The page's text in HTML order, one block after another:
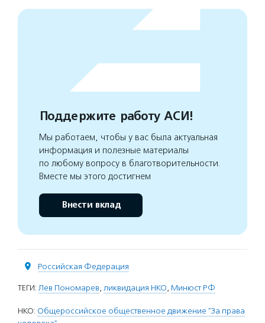
Поддержите работу АСИ!
Мы работаем, чтобы у вас была актуальная
информация и полезные материалы
по любому вопросу в благотворительности.
Вместе мы этого достигнем
Внести вклад
Российская Федерация
ТЕГИ: Лев Пономарев, ликвидация НКО, Минюст РФ
НКО: Общероссийское общественное движение "За права